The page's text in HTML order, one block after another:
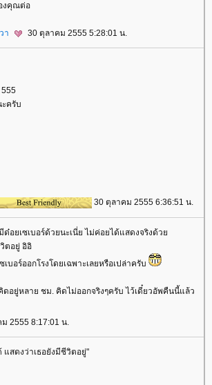
งคุณต่อ
า 30 ตุลาคม 2555 5:28:01 น.
ครับ
30 ตุลาคม 2555 6:36:51 น.
อยเซเบอร์ด้วยนะเนี่ย ไม่ค่อยได้แสดงจริงด้ว
ตอยู่ อิอิ
บอร์ออกโรงโดยเฉพาะเลยหรือเปล่าครับ
อยู่หลาย ชม. คิดไม่ออกจริงๆครับ ไว้เดี๋ยวอัพคืนนี้แล้ว
2555 8:17:01 น.
แสดงว่าเธอยังมีชีวิตอยู่"